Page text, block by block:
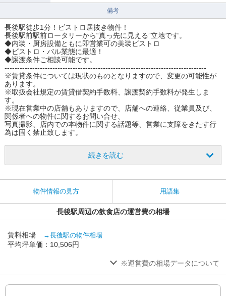
備考
長後駅徒歩1分！ビストロ居抜き物件！
長後駅前駅前ロータリーから“真っ先に見える”立地です。
◆内装・厨房設備ともに即営業可の美装ビストロ
◆ビストロ・バル業態に最適！
◆譲渡条件ご相談可能です。
--------------------------------------------------------------------------------
※賃貸条件については現状のものとなりますので、変更の可能性が
あります。
※取扱会社規定の賃貸借契約手数料、譲渡契約手数料が発生しま
す。
※現在営業中の店舗もありますので、店舗への連絡、従業員及び、
関係者への物件に関するお問い合せ、
写真撮影、店内での本物件に関する話題等、営業に支障をきたす行
為は固く禁止致します。
続きを読む
物件情報の見方 用語集
長後駅周辺の飲食店の運営費の相場
賃料相場 →長後駅の物件相場
平均坪単価：10,506円
※運営費の相場データについて